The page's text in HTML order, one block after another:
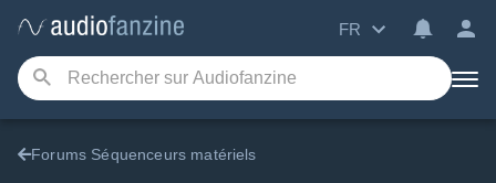
FR
Forums Séquenceurs matériels